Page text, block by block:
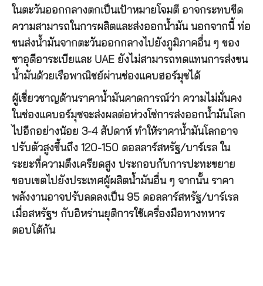
ในตะวันออกกลางตกเป็นเป้าหมายโจมตี อาจกระทบขีด
ความสามารถในการผลิตและส่งออกน้ำมัน นอกจากนี้ ท่อ
ขนส่งน้ำมันจากตะวันออกกลางไปยังภูมิภาคอื่น ๆ ของ
ซาอุดีอาระเบียและ UAE ยังไม่สามารถทดแทนการส่งขน
น้ำมันด้วยเรือพาณิชย์ผ่านช่องแคบฮอร์มุซได้
ผู้เชี่ยวชาญด้านราคาน้ำมันคาดการณ์ว่า ความไม่มั่นคง
ในช่องแคบอร์มุซจะส่งผลต่อห่วงโซ่การส่งออกน้ำมันโลก
ไปอีกอย่างน้อย 3-4 สัปดาห์ ทำให้ราคาน้ำมันโลกอาจ
ปรับตัวสูงขึ้นถึง 120-150 ดอลลาร์สหรัฐ/บาร์เรล ใน
ระยะที่ความตึงเครียดสูง ประกอบกับการปะทะขยาย
ขอบเขตไปยังประเทศผู้ผลิตน้ำมันอื่น ๆ จากนั้น ราคา
พลังงานอาจปรับลดลงเป็น 95 ดอลลาร์สหรัฐ/บาร์เรล
เมื่อสหรัฐฯ กับอิหร่านยุติการใช้เครื่องมือทางทหาร
ตอบโต้กัน